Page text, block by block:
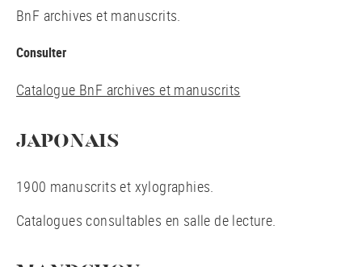
BnF archives et manuscrits.
Consulter
Catalogue BnF archives et manuscrits
JAPONAIS
1900 manuscrits et xylographies.
Catalogues consultables en salle de lecture.